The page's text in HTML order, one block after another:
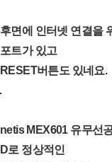
후면에 인터넷 연결을
포트가 있고
RESET버튼도 있네요.
netis MEX601 유무선
D로 정상적인